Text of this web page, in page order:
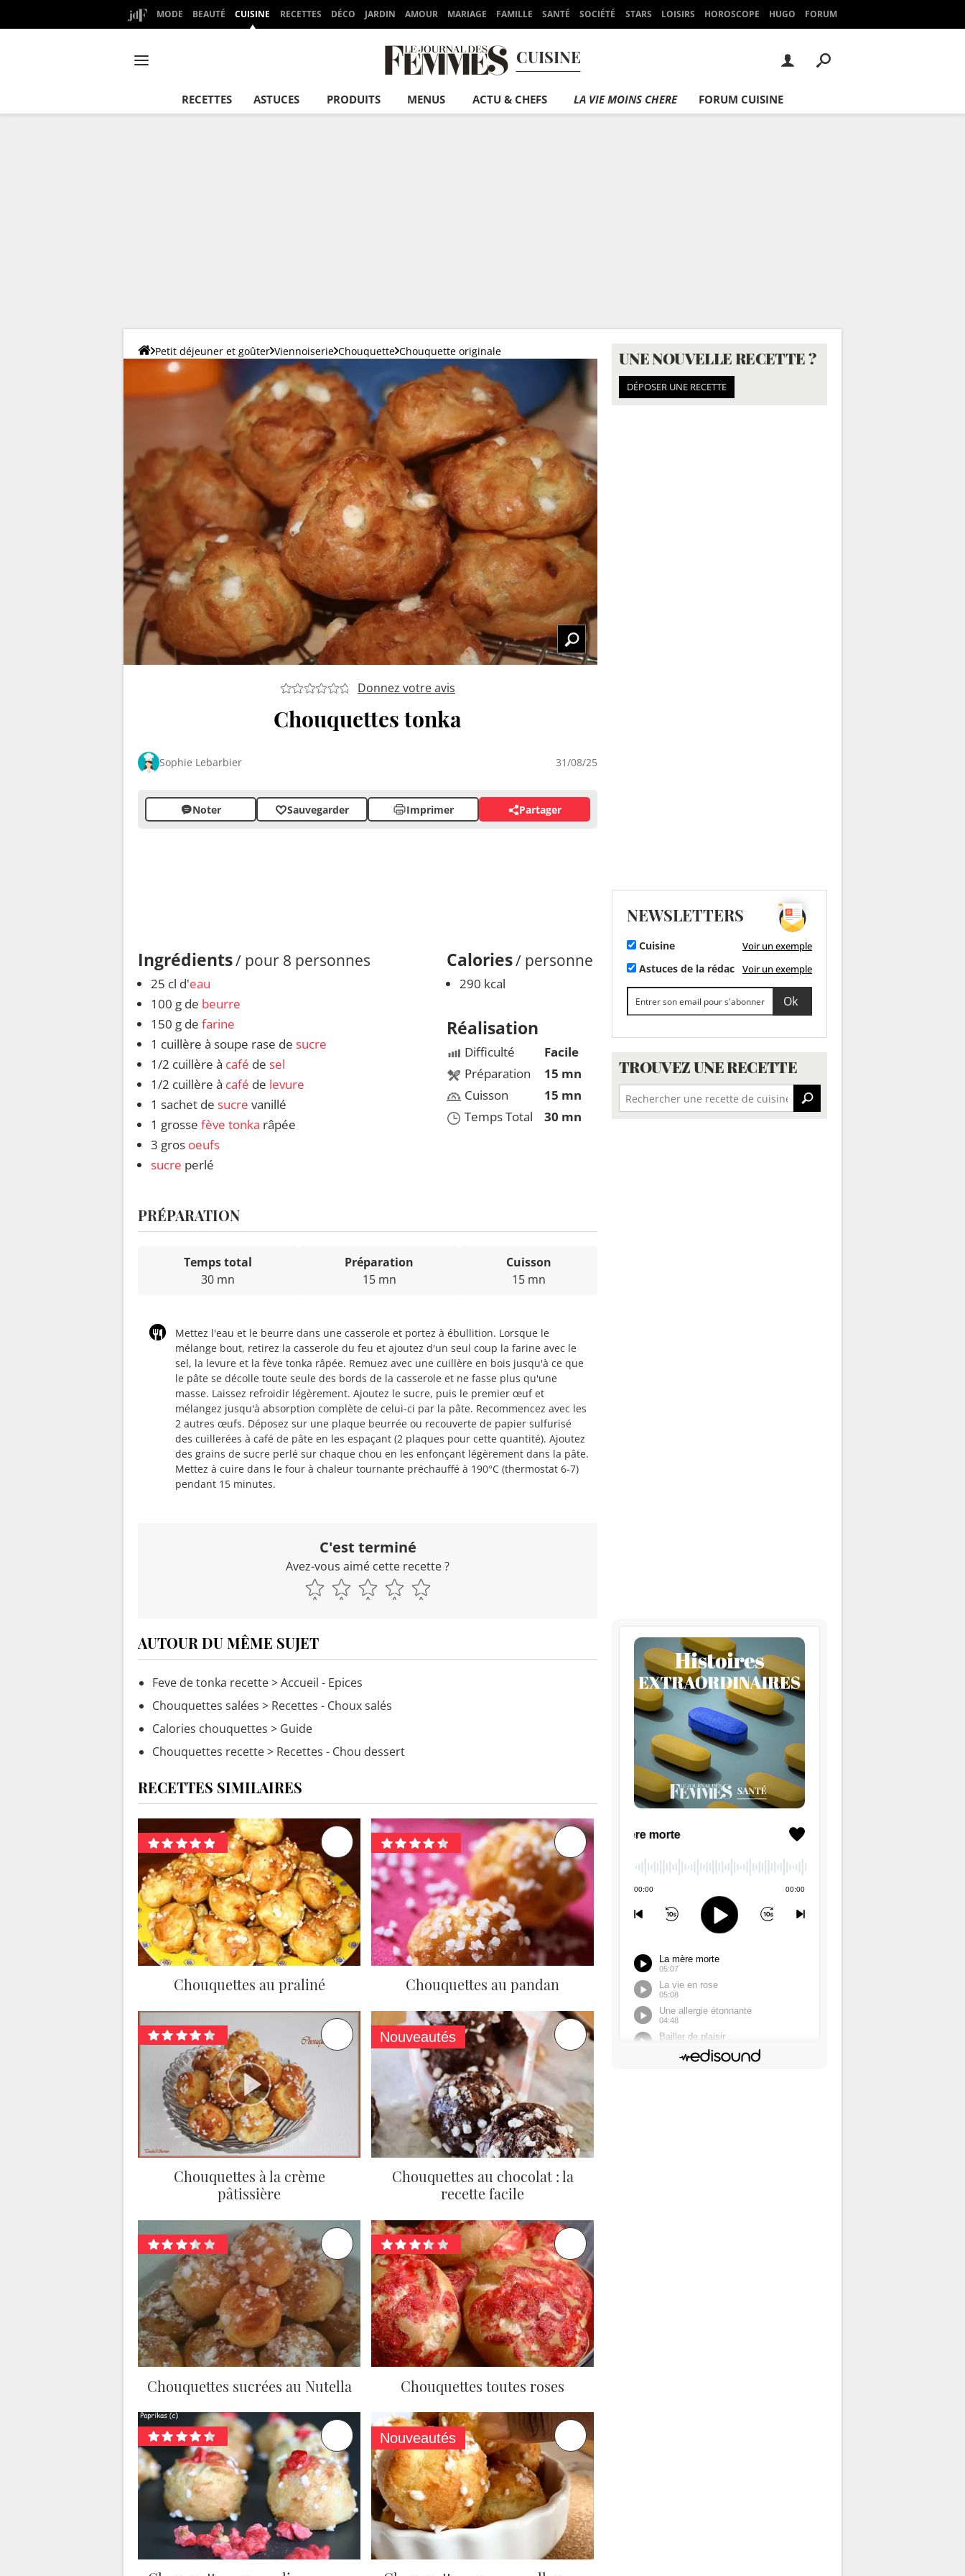
MODE BEAUTÉ CUISINE RECETTES DÉCO JARDIN AMOUR MARIAGE FAMILLE SANTÉ SOCIÉTÉ STARS LOISIRS HOROSCOPE HUGO FORUM
CUISINE
RECETTES ASTUCES PRODUITS MENUS ACTU & CHEFS LA VIE MOINS CHERE FORUM CUISINE
Petit déjeuner et goûter Viennoiserie Chouquette Chouquette originale
Donnez votre avis
Chouquettes tonka
Sophie Lebarbier 31/08/25
Noter Sauvegarder Imprimer Partager
Ingrédients/ pour 8 personnes
25 cl d'eau
100 g de beurre
150 g de farine
1 cuillère à soupe rase de sucre
1/2 cuillère à café de sel
1/2 cuillère à café de levure
1 sachet de sucre vanillé
1 grosse fève tonka râpée
3 gros oeufs
sucre perlé
Calories/ personne
290 kcal
Réalisation
Difficulté
Préparation
Cuisson
Temps Total
Facile
15 mn
15 mn
30 mn
PRÉPARATION
Temps total
30 mn
Préparation
15 mn
Cuisson
15 mn
Mettez l'eau et le beurre dans une casserole et portez à ébullition. Lorsque le
mélange bout, retirez la casserole du feu et ajoutez d'un seul coup la farine avec le
sel, la levure et la fève tonka râpée. Remuez avec une cuillère en bois jusqu'à ce que
le pâte se décolle toute seule des bords de la casserole et ne fasse plus qu'une
masse. Laissez refroidir légèrement. Ajoutez le sucre, puis le premier œuf et
mélangez jusqu'à absorption complète de celui-ci par la pâte. Recommencez avec les
2 autres œufs. Déposez sur une plaque beurrée ou recouverte de papier sulfurisé
des cuillerées à café de pâte en les espaçant (2 plaques pour cette quantité). Ajoutez
des grains de sucre perlé sur chaque chou en les enfonçant légèrement dans la pâte.
Mettez à cuire dans le four à chaleur tournante préchauffé à 190°C (thermostat 6-7)
pendant 15 minutes.
C'est terminé
Avez-vous aimé cette recette ?
AUTOUR DU MÊME SUJET
Feve de tonka recette> Accueil - Epices
Chouquettes salées > Recettes - Choux salés
Calories chouquettes > Guide
Chouquettes recette> Recettes - Chou dessert
RECETTES SIMILAIRES
Chouquettes au praliné Chouquettes au pandan
Chouquettes à la crème
pâtissière
Nouveautés
Chouquettes au chocolat : la
recette facile
Chouquettes sucrées au Nutella Chouquettes toutes roses
Nouveautés
UNE NOUVELLE RECETTE ?
DÉPOSER UNE RECETTE
NEWSLETTERS
Cuisine Voir un exemple
Astuces de la rédac Voir un exemple
TROUVEZ UNE RECETTE